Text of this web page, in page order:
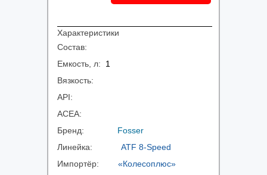
Характеристики
Состав:
Емкость, л: 1
Вязкость:
API:
ACEA:
Бренд: Fosser
Линейка: ATF 8-Speed
Импортёр: «Колесоплюс»